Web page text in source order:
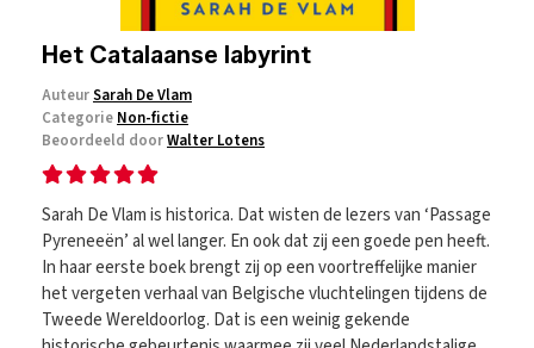
Het Catalaanse labyrint
AuteurSarah De Vlam
Categorie Non-fictie
Beoordeeld doorWalter Lotens
Sarah De Vlam is historica. Dat wisten de lezers van ‘Passage
Pyreneeën’ al wel langer. En ook dat zij een goede pen heeft.
In haar eerste boek brengt zij op een voortreffelijke manier
het vergeten verhaal van Belgische vluchtelingen tijdens de
Tweede Wereldoorlog. Dat is een weinig gekende